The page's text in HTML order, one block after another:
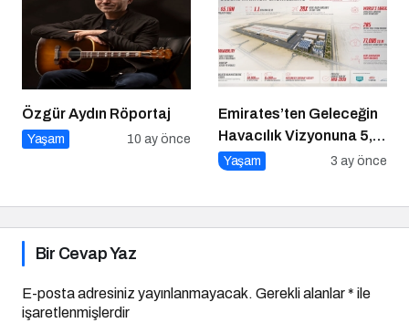
Özgür Aydın Röportaj
Yaşam 10 ay önce
Emirates’ten Geleceğin
Havacılık Vizyonuna 5,1
Milyar Dolarlık Dev
Yaşam 3 ay önce
Bir Cevap Yaz
E-posta adresiniz yayınlanmayacak. Gerekli alanlar* ile
işaretlenmişlerdir